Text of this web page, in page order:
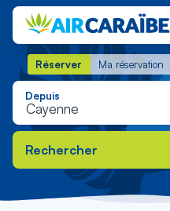
Réserver Ma réservation
Réserver Ma réservation
Depuis
Rechercher